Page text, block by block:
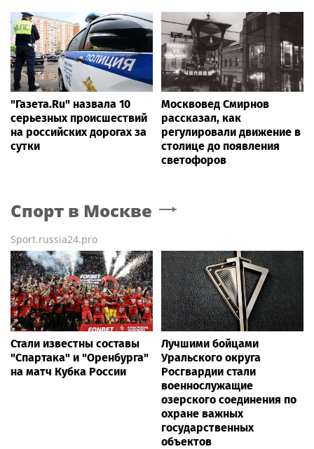
"Газета.Ru" назвала 10
серьезных происшествий
на российских дорогах за
сутки
Москвовед Смирнов
рассказал, как
регулировали движение в
столице до появления
светофоров
Спорт в Москве
Sport.russia24.pro
Стали известны составы
"Спартака" и "Оренбурга"
на матч Кубка России
Лучшими бойцами
Уральского округа
Росгвардии стали
военнослужащие
озерского соединения по
охране важных
государственных
объектов